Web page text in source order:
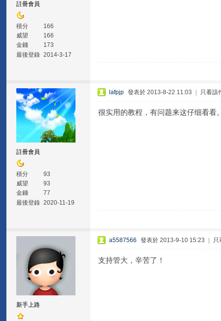
註冊會員
積分
166
威望
166
金錢
173
最後登錄 2014-3-17
註冊會員
積分
93
威望
93
金錢
77
最後登錄 2020-11-19
lafpjp 發表於 2013-8-22 11:03 只看該
很实用的教程，有问题来这仔细看看
新手上路
a5587566 發表於 2013-9-10 15:23 只
支持管大，辛苦了！